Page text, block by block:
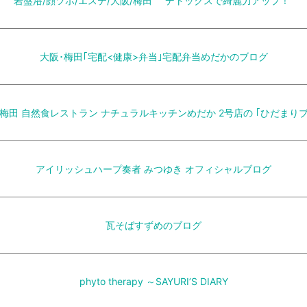
大阪･梅田｢宅配<健康>弁当｣宅配弁当めだかのブログ
田 自然食レストラン ナチュラルキッチンめだか 2号店の ｢ひだまり
アイリッシュハープ奏者 みつゆき オフィシャルブログ
瓦そばすずめのブログ
phyto therapy ～SAYURI’S DIARY